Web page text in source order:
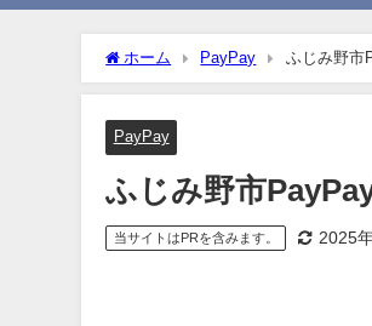
ホーム PayPay ふじみ野市
PayPay
ふじみ野市
当サイトはPRを含みます。 2025